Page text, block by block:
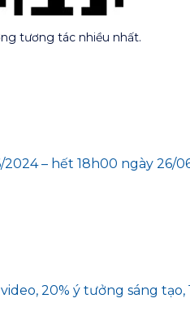
tương tác nhiều nhất.
– hết 18h00 ngày 26/
20% ý tưởng sáng